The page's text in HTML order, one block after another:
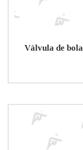
Válvula de